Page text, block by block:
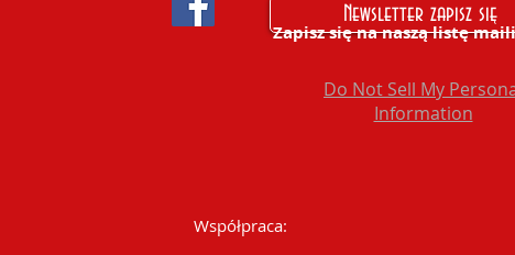
Newsletter zapisz się
Zapisz się na naszą listę
Do Not Sell My
Information
Współpraca: